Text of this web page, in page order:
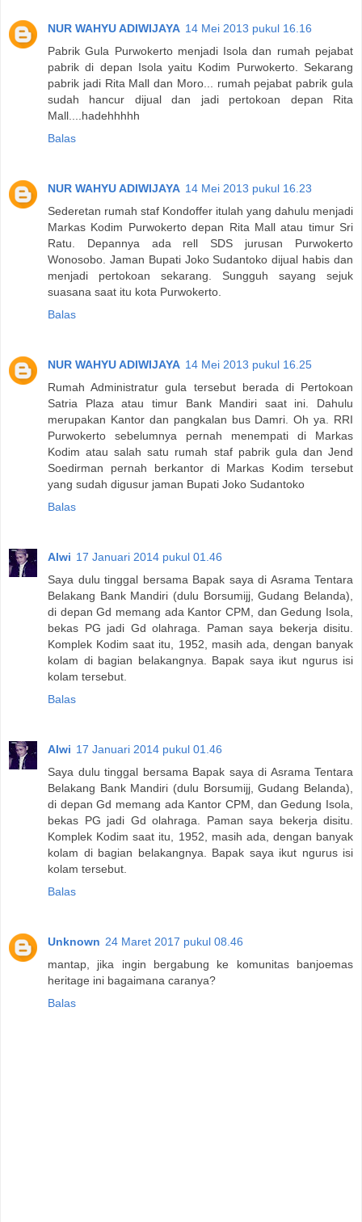
NUR WAHYU ADIWIJAYA 14 Mei 2013 pukul 16.16
Pabrik Gula Purwokerto menjadi Isola dan rumah pejabat
pabrik di depan Isola yaitu Kodim Purwokerto. Sekarang
pabrik jadi Rita Mall dan Moro... rumah pejabat pabrik gula
sudah hancur dijual dan jadi pertokoan depan Rita
Mall....hadehhhhh
Balas
NUR WAHYU ADIWIJAYA 14 Mei 2013 pukul 16.23
Sederetan rumah staf Kondoffer itulah yang dahulu menjadi
Markas Kodim Purwokerto depan Rita Mall atau timur Sri
Ratu. Depannya ada rell SDS jurusan Purwokerto
Wonosobo. Jaman Bupati Joko Sudantoko dijual habis dan
menjadi pertokoan sekarang. Sungguh sayang sejuk
suasana saat itu kota Purwokerto.
Balas
NUR WAHYU ADIWIJAYA 14 Mei 2013 pukul 16.25
Rumah Administratur gula tersebut berada di Pertokoan
Satria Plaza atau timur Bank Mandiri saat ini. Dahulu
merupakan Kantor dan pangkalan bus Damri. Oh ya. RRI
Purwokerto sebelumnya pernah menempati di Markas
Kodim atau salah satu rumah staf pabrik gula dan Jend
Soedirman pernah berkantor di Markas Kodim tersebut
yang sudah digusur jaman Bupati Joko Sudantoko
Balas
Alwi 17 Januari 2014 pukul 01.46
Saya dulu tinggal bersama Bapak saya di Asrama Tentara
Belakang Bank Mandiri (dulu Borsumijj, Gudang Belanda),
di depan Gd memang ada Kantor CPM, dan Gedung Isola,
bekas PG jadi Gd olahraga. Paman saya bekerja disitu.
Komplek Kodim saat itu, 1952, masih ada, dengan banyak
kolam di bagian belakangnya. Bapak saya ikut ngurus isi
kolam tersebut.
Balas
Alwi 17 Januari 2014 pukul 01.46
Saya dulu tinggal bersama Bapak saya di Asrama Tentara
Belakang Bank Mandiri (dulu Borsumijj, Gudang Belanda),
di depan Gd memang ada Kantor CPM, dan Gedung Isola,
bekas PG jadi Gd olahraga. Paman saya bekerja disitu.
Komplek Kodim saat itu, 1952, masih ada, dengan banyak
kolam di bagian belakangnya. Bapak saya ikut ngurus isi
kolam tersebut.
Balas
Unknown 24 Maret 2017 pukul 08.46
mantap, jika ingin bergabung ke komunitas banjoemas
heritage ini bagaimana caranya?
Balas